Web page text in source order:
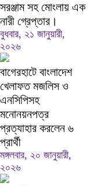
সরঞ্জাম সহ মোংলায় এক
নারী গ্রেপ্তার।
বুধবার, ২১ জানুয়ারী,
২০২৬
বাগেরহাটে বাংলাদেশ
খেলাফত মজলিস ও
এনসিপিসহ
মনোনয়নপত্র
প্রত্যাহার করলেন ৬
প্রার্থী
মঙ্গলবার, ২০ জানুয়ারী,
২০২৬